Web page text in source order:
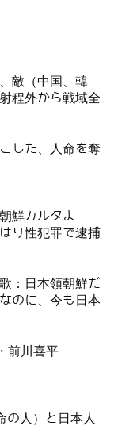
敵（中国、韓
程外から戦域全
した、人命を奪
鮮カルタよ
り性犯罪で逮捕
：日本領朝鮮だ
のに、今も日本
前川喜平
の人）と日本人